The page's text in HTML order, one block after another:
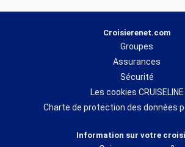
Croisierenet.com
Groupes
Assurances
Sécurité
Les cookies CRUISELINE
Charte de protection des données
Information sur votre